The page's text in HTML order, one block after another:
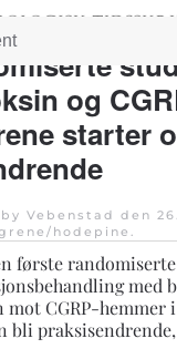
og
starter
Vebenstad den
hodepine .
første
med
mot CGRP-hemmer
bli